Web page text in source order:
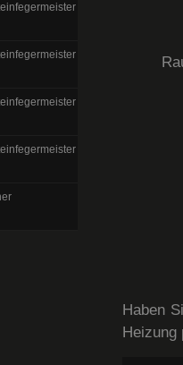
Haben
Heizung